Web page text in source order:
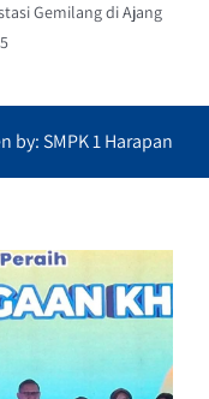
Gemilang di Ajang
by: SMPK 1 Harapan